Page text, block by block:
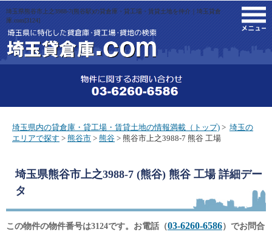
埼玉県熊谷市上之3988-7(熊谷駅)の貸倉庫・貸工場・賃貸土地を仲介｜埼玉貸倉
庫.com[3124]
埼玉県内の貸倉庫・貸工場・賃貸土地の情報満載（トップ) > 埼玉の
エリアで探す > 熊谷市 > 熊谷 > 熊谷市上之3988-7 熊谷 工場
埼玉県熊谷市上之3988-7 (熊谷) 熊谷 工場詳細デー
タ
この物件の物件番号は3124です。お電話（03-6260-6586）でお問合